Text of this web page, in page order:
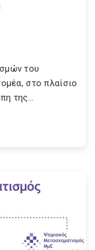
του
στο πλαίσιο
της...